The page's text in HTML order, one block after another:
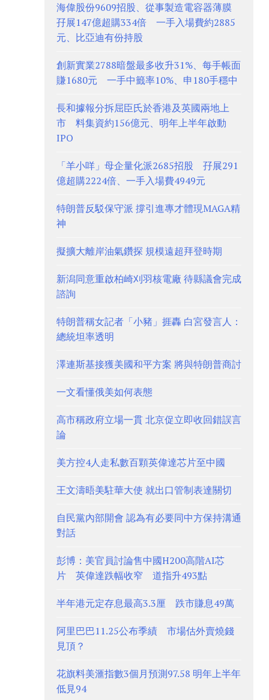
海偉股份9609招股、從事製造電容器薄膜
孖展147億超購334倍 一手入場費約2885
元、比亞迪有份持股
創新實業2788暗盤最多收升31%、每手帳面
賺1680元 一手中籤率10%、申180手穩中
長和據報分拆屈臣氏於香港及英國兩地上
市 料集資約156億元、明年上半年啟動
IPO
「羊小咩」母企量化派2685招股 孖展291
億超購2224倍、一手入場費4949元
特朗普反駁保守派 撐引進專才體現MAGA精
神
擬擴大離岸油氣鑽探 規模遠超拜登時期
新潟同意重啟柏崎刈羽核電廠 待縣議會完成
諮詢
特朗普稱女記者「小豬」捱轟 白宮發言人：
總統坦率透明
澤連斯基接獲美國和平方案 將與特朗普商討
一文看懂俄美如何表態
高市稱政府立場一貫 北京促立即收回錯誤言
論
美方控4人走私數百顆英偉達芯片至中國
王文濤晤美駐華大使 就出口管制表達關切
自民黨內部開會 認為有必要同中方保持溝通
對話
彭博：美官員討論售中國H200高階AI芯
片 英偉達跌幅收窄 道指升493點
半年港元定存息最高3.3厘 跌市賺息49萬
阿里巴巴11.25公布季績 市場估外賣燒錢
見頂？
花旗料美滙指數3個月預測97.58 明年上半年
低見94